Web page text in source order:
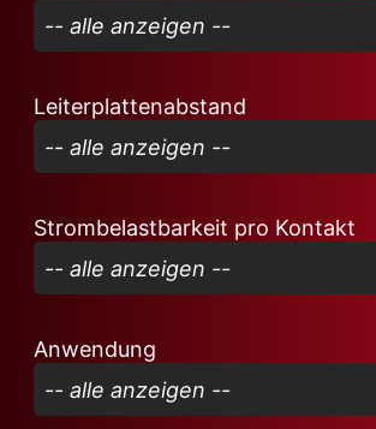
Leiterplattenabstand
Strombelastbarkeit pro Kontakt
Anwendung